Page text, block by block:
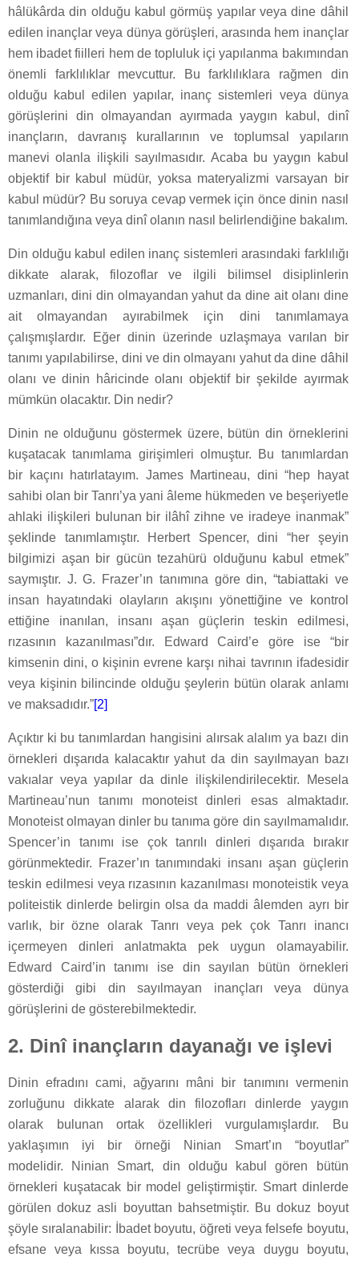
hâlükârda din olduğu kabul görmüş yapılar veya dine dâhil
edilen inançlar veya dünya görüşleri, arasında hem inançlar
hem ibadet fiilleri hem de topluluk içi yapılanma bakımından
önemli farklılıklar mevcuttur. Bu farklılıklara rağmen din
olduğu kabul edilen yapılar, inanç sistemleri veya dünya
görüşlerini din olmayandan ayırmada yaygın kabul, dinî
inançların, davranış kurallarının ve toplumsal yapıların
manevi olanla ilişkili sayılmasıdır. Acaba bu yaygın kabul
objektif bir kabul müdür, yoksa materyalizmi varsayan bir
kabul müdür? Bu soruya cevap vermek için önce dinin nasıl
tanımlandığına veya dinî olanın nasıl belirlendiğine bakalım.
Din olduğu kabul edilen inanç sistemleri arasındaki farklılığı
dikkate alarak, filozoflar ve ilgili bilimsel disiplinlerin
uzmanları, dini din olmayandan yahut da dine ait olanı dine
ait olmayandan ayırabilmek için dini tanımlamaya
çalışmışlardır. Eğer dinin üzerinde uzlaşmaya varılan bir
tanımı yapılabilirse, dini ve din olmayanı yahut da dine dâhil
olanı ve dinin hâricinde olanı objektif bir şekilde ayırmak
mümkün olacaktır. Din nedir?
Dinin ne olduğunu göstermek üzere, bütün din örneklerini
kuşatacak tanımlama girişimleri olmuştur. Bu tanımlardan
bir kaçını hatırlatayım. James Martineau, dini “hep hayat
sahibi olan bir Tanrı’ya yani âleme hükmeden ve beşeriyetle
ahlaki ilişkileri bulunan bir ilâhî zihne ve iradeye inanmak”
şeklinde tanımlamıştır. Herbert Spencer, dini “her şeyin
bilgimizi aşan bir gücün tezahürü olduğunu kabul etmek”
saymıştır. J. G. Frazer’ın tanımına göre din, “tabiattaki ve
insan hayatındaki olayların akışını yönettiğine ve kontrol
ettiğine inanılan, insanı aşan güçlerin teskin edilmesi,
rızasının kazanılması”dır. Edward Caird’e göre ise “bir
kimsenin dini, o kişinin evrene karşı nihai tavrının ifadesidir
veya kişinin bilincinde olduğu şeylerin bütün olarak anlamı
ve maksadıdır.”[2]
Açıktır ki bu tanımlardan hangisini alırsak alalım ya bazı din
örnekleri dışarıda kalacaktır yahut da din sayılmayan bazı
vakıalar veya yapılar da dinle ilişkilendirilecektir. Mesela
Martineau’nun tanımı monoteist dinleri esas almaktadır.
Monoteist olmayan dinler bu tanıma göre din sayılmamalıdır.
Spencer’in tanımı ise çok tanrılı dinleri dışarıda bırakır
görünmektedir. Frazer’ın tanımındaki insanı aşan güçlerin
teskin edilmesi veya rızasının kazanılması monoteistik veya
politeistik dinlerde belirgin olsa da maddi âlemden ayrı bir
varlık, bir özne olarak Tanrı veya pek çok Tanrı inancı
içermeyen dinleri anlatmakta pek uygun olamayabilir.
Edward Caird’in tanımı ise din sayılan bütün örnekleri
gösterdiği gibi din sayılmayan inançları veya dünya
görüşlerini de gösterebilmektedir.
2. Dinî inançların dayanağı ve işlevi
Dinin efradını cami, ağyarını mâni bir tanımını vermenin
zorluğunu dikkate alarak din filozofları dinlerde yaygın
olarak bulunan ortak özellikleri vurgulamışlardır. Bu
yaklaşımın iyi bir örneği Ninian Smart’ın “boyutlar”
modelidir. Ninian Smart, din olduğu kabul gören bütün
örnekleri kuşatacak bir model geliştirmiştir. Smart dinlerde
görülen dokuz asli boyuttan bahsetmiştir. Bu dokuz boyut
şöyle sıralanabilir: İbadet boyutu, öğreti veya felsefe boyutu,
efsane veya kıssa boyutu, tecrübe veya duygu boyutu,